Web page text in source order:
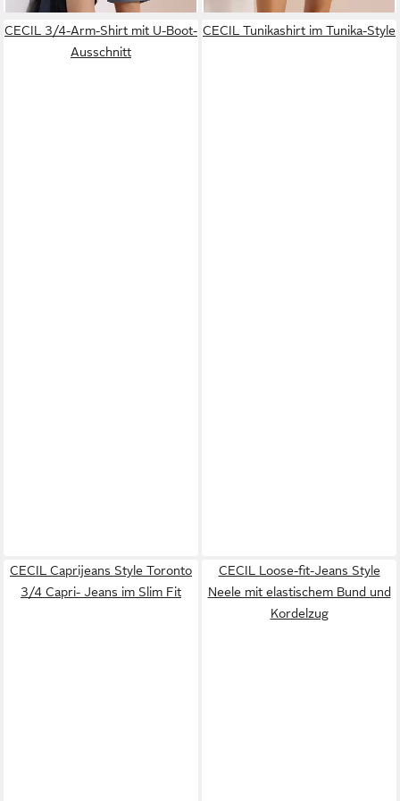
CECIL 3/4-Arm-Shirt mit U-Boot-
Ausschnitt
CECIL Tunikashirt im Tunika-Style
CECIL Caprijeans Style Toronto
3/4 Capri- Jeans im Slim Fit
CECIL Loose-fit-Jeans Style
Neele mit elastischem Bund und
Kordelzug